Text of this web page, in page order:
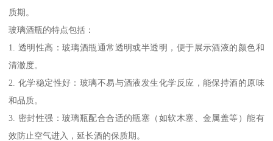
质期。
玻璃酒瓶的特点包括：
1. 透明性高：玻璃酒瓶通常透明或半透明，便于展示酒液的颜色和
清澈度。
2. 化学稳定性好：玻璃不易与酒液发生化学反应，能保持酒的原味
和品质。
3. 密封性强：玻璃瓶配合合适的瓶塞（如软木塞、金属盖等）能有
效防止空气进入，延长酒的保质期。